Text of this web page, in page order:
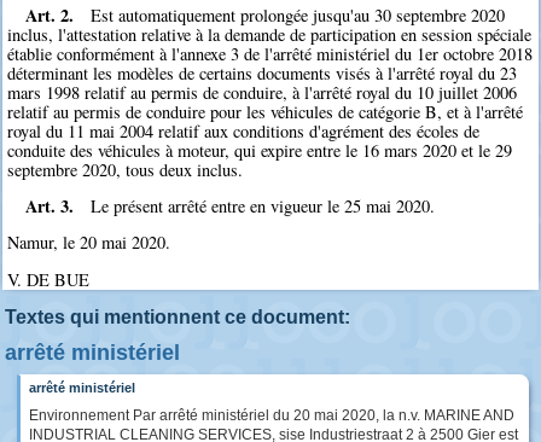
Art. 2.
Est automatiquement prolongée jusqu'au 30 septembre 2020
inclus, l'attestation relative à la demande de participation en session spéciale
établie conformément à l'annexe 3 de l'arrêté ministériel du 1er octobre 2018
déterminant les modèles de certains documents visés à l'arrêté royal du 23
mars 1998 relatif au permis de conduire, à l'arrêté royal du 10 juillet 2006
relatif au permis de conduire pour les véhicules de catégorie B, et à l'arrêté
royal du 11 mai 2004 relatif aux conditions d'agrément des écoles de
conduite des véhicules à moteur, qui expire entre le 16 mars 2020 et le 29
septembre 2020, tous deux inclus.
Art. 3.
Le présent arrêté entre en vigueur le 25 mai 2020.
Namur, le 20 mai 2020.
V. DE BUE
Textes qui mentionnent ce document:
arrêté ministériel
arrêté ministériel
Environnement Par arrêté ministériel du 20 mai 2020, la n.v. MARINE AND
INDUSTRIAL CLEANING SERVICES, sise Industriestraat 2 à 2500 Gier est